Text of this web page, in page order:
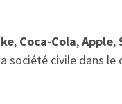
, Coca-Cola,Apple,
société civile dans le